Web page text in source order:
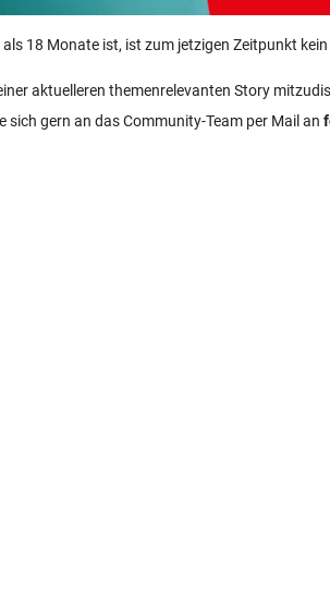
als 18 Monate ist, ist zum jetzigen Zeitpunkt
aktuelleren themenrelevanten Story
sich gern an das Community-Team per Mail an